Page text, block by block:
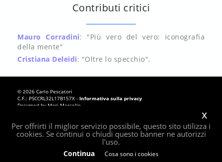
Contributi critici
Mauro Corradini: "Più vero del vero: iconografia
della mente"
Cristiana Deleidi: "Oltre lo specchio".
© 2026 Carlo Pescatori
C.F.: PSCCRL32L17B157X - Informativa sulla privacy
Designed by Mori Marcello
Per offrirti il miglior servizio possibile, questo sito utilizza i
cookies. Se continui o chiudi questo banner ne autorizzi
l'uso.
Continua Cosa sono i cookies
x